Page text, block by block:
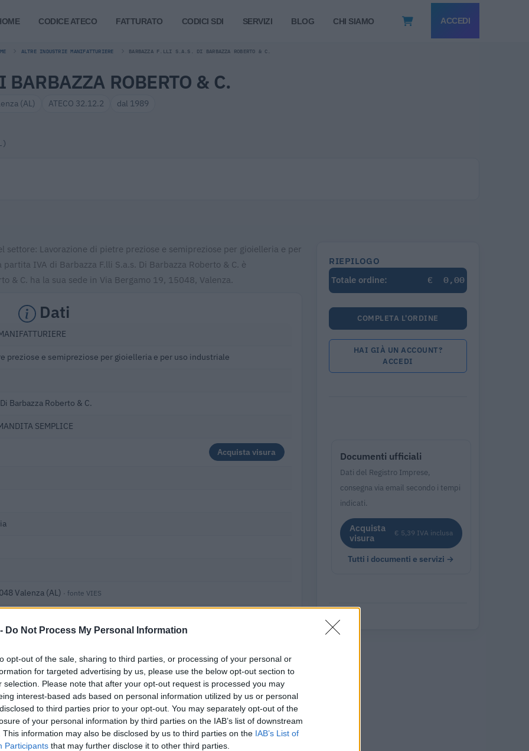
Do Not Process My Personal Information
opt-out of the sale, sharing to third parties, or processing of your personal or
for targeted advertising by us, please use the below opt-out section to
selection. Please note that after your opt-out request is processed you may
interest-based ads based on personal information utilized by us or personal
to third parties prior to your opt-out. You may separately opt-out of the
of your personal information by third parties on the IAB’s list of downstream
This information may also be disclosed by us to third parties on the IAB’s List of
Participants that may further disclose it to other third parties.
CODICE ATECO FATTURATO CODICI SDI SERVIZI BLOG CHI SIAMO ACCEDI
ALTRE INDUSTRIE MANIFATTURIERE BARBAZZA F.LLI S.A.S. DI BARBAZZA ROBERTO & C.
ROBERTO & C.
(AL) ATECO 32.12.2 dal 1989
settore: Lavorazione di pietre preziose e semipreziose per gioielleria e per
IVA di Barbazza F.lli S.a.s. Di Barbazza Roberto & C. è
& C. ha la sua sede in Via Bergamo 19, 15048, Valenza.
Dati
preziose e semipreziose per gioielleria e per uso industriale
Barbazza Roberto & C.
SEMPLICE
Acquista visura
Valenza (AL) · fonte VIES
dati nella visura camerale →
RIEPILOGO
Totale ordine:
€ 0,00
COMPLETA L'ORDINE
HAI GIÀ UN ACCOUNT?
ACCEDI
Documenti ufficiali
Dati del Registro Imprese,
consegna via email secondo i tempi
indicati.
Acquista
visura
€ 5,39 IVA inclusa
Tutti i documenti e servizi →